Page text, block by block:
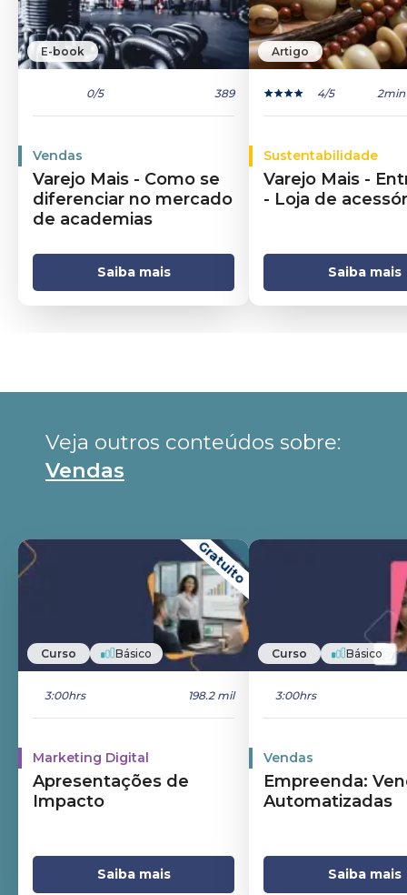
E-book
0/5 389
Vendas
Varejo Mais - Como se
diferenciar no mercado
de academias
Saiba mais
Artigo
4/5 2min
Sustentabilidade
Varejo Mais -
- Loja de
Saiba mais
Vendas
Gratuito
Curso Básico
3:00hrs 198.2 mil
Marketing Digital
Apresentações de
Impacto
Saiba mais
Curso Básico
3:00hrs
Vendas
Empreenda:
Automatizadas
Saiba mais